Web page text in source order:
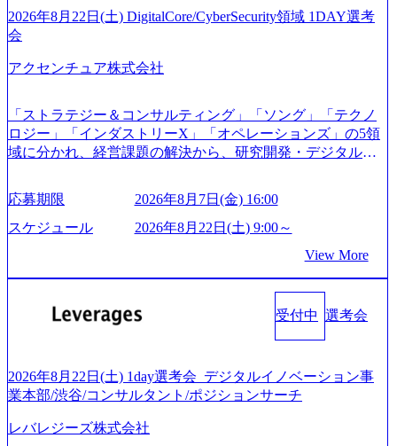
たします。 (1)既存または新規大手事業会社から依頼された
「経営戦略」等のコンサルティング支援を行います。クラ
イアントは各業界上位5社をターゲットとし、特にCXOクラ
スから「新規事業戦略」「既存事業のトランスフォーメー
略」案件をメインとしたコンサルティングを行います ＜プ
ロジェクト一部抜粋＞ ・海外事業(新規・既存)事業のビジ
ネスモデル検討支援 ・金融領域におけるAIを活用した事業
ィ領域における地域活性アプリ企画支援及び実行支援 ・ロ
業支援 ※その他新規事業や既存デジタルトランスフォーメ
ーションの案件が多数 ● コンサルタント プロジェクトにお
は、仮説検証からクライアント向け資料のドラフト作成、
プロジェクトにおける課題/リスク管理などを担当。 ● シニ
アコンサルタント プロジェクトメンバーとしてプロジェク
トの一領域を担う。主な作業としては、As-Is分析、仮説構
ィスカッションペ ーパーの作成などを担当。 ● 裁量権 弊社
は2019年11月に設立され、成長期といわれるフェーズにあ
ります。 事業・組織を拡大していく時期のため、メンバー
や組織がスケールしていく過程を体感できます。 また、希
ご応募者様については、1dayではなく通常選考でのご案内
とさせていただきます ● 面接(1次・最終を一度の面接で実
てご連絡させていただきます。 ● 一日で最終面接まで完了
日面接や面談のお時間をいただく場合がございます ● 面
接、条件面談それぞれ最大1時間を想定しております ・実施
前日までに日程およびURLを共有させていただきます ・面
接および条件面談ともに、どの時間開始となってもご対応
と幸いです ※1day選考会のご参加希望の方は、事前にGAB
試験を受検いただきます(受験期限は1day選考会実施日の3日
前まで)。 ※ただし、30代以上のコンサルファーム経験3年
以上の方はGAB受検免除、書類選考のみ。 書類選考通過後
に、GAB試験に合格している方へ1day選考会当日のご案内
をさせていただきます。 急速なグローバル化により既存事
業では成長戦略を描く事が困難になった大手企業をサポー
す。 (1)既存または新規大手事業会社から依頼された「経営
戦略」等のコンサルティング支援を行います。クライアン
トは各業界上位5社をターゲットとし、特にCXOクラスから
「新規事業戦略」「既存事業のトランスフォーメーショ
2026年8月22日(土) DigitalCore/CyberSecurity領域 1DAY選考
会
アクセンチュア株式会社
「ストラテジー＆コンサルティング」「ソング」「テクノ
ロジー」「インダストリーX」「オペレーションズ」の5領
域に分かれ、経営課題の解決から、研究開発・デジタル・
グ領域からその実行的側面であるITサービスの提供まで一
貫して支援する総合系・IT系ファームである あらゆる産業
において非常に良質な顧客基盤を築いており、Fortune Globa
手掛けたプロジェクトは「ファーストリテイリングにおけ
るグローバル化」「資生堂グループのDX化支援」「ヴィヴ
ンサルティング活動のみならず、2021年にはKDDIと合弁会
社「ARISE analytics」を設立し、人工知能とデータアナリテ
ジタル人材育成の支援も盛んに行う 採用資料 (https://www.ac
centure.com/content/dam/accenture/final/accenture-com/document-
いて (https://www.accenture.com/content/dam/accenture/final/caree
応募期限
2026年8月7日(金) 16:00
スケジュール
2026年8月22日(土) 9:00～
View More
受付中 選考会
2026年8月22日(土) 1day選考会_デジタルイノベーション事
業本部/渋谷/コンサルタント/ポジションサーチ
レバレジーズ株式会社